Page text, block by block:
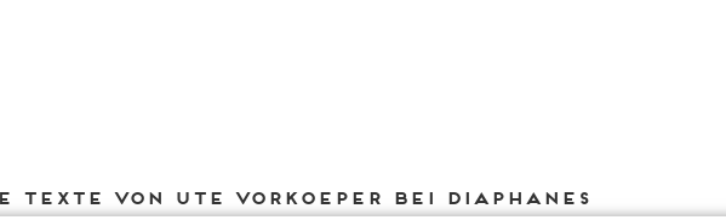
Texte von Ute Vorkoeper bei DIAPHANES